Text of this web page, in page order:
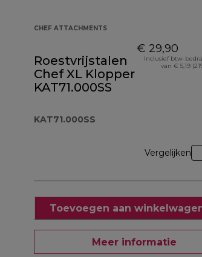
CHEF ATTACHMENTS
Roestvrijstalen
Chef XL Klopper
KAT71.000SS
KAT71.000SS
€ 29,90
Inclusief btw-
van € 5,19
Vergelijken
Toevoegen aan
Meer informatie